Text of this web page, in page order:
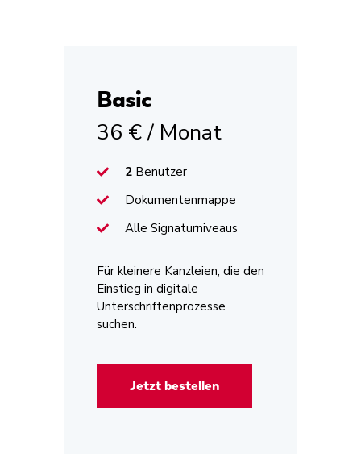
Basic
36 € / Monat
2 Benutzer
Dokumentenmappe
Alle Signaturniveaus
Für kleinere Kanzleien, die den
Einstieg in digitale
Unterschriftenprozesse
suchen.
Jetzt bestellen